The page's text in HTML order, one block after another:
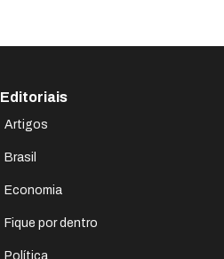
Editoriais
Artigos
Brasil
Economia
Fique por dentro
Política